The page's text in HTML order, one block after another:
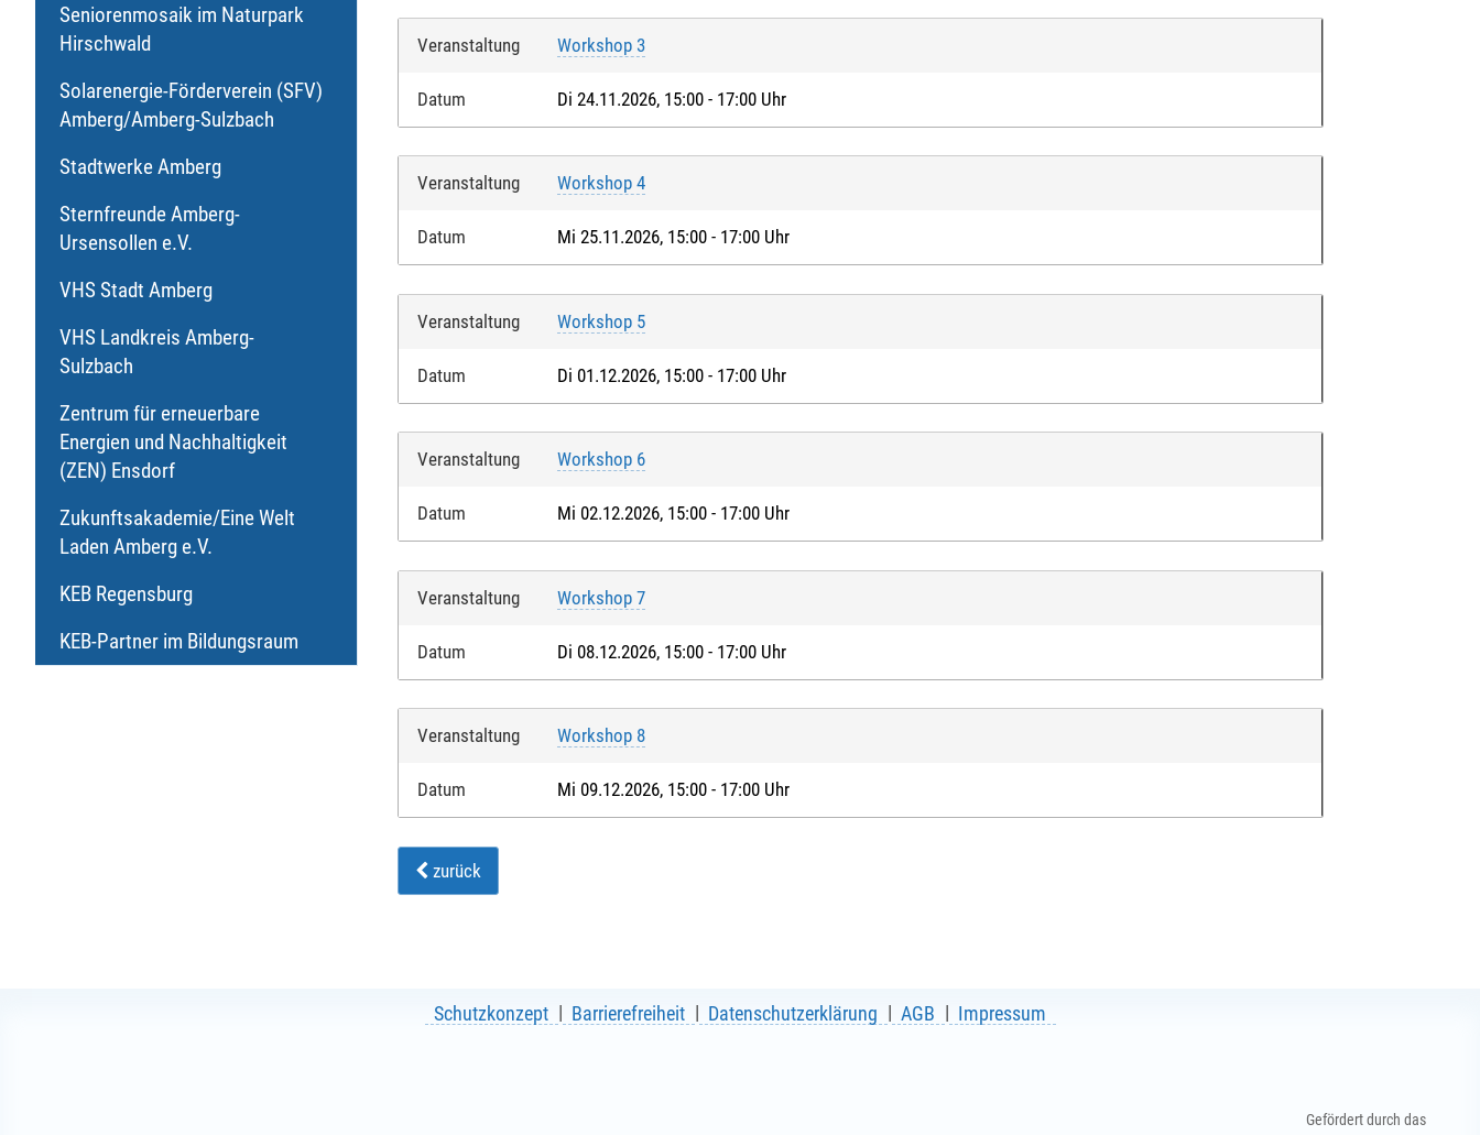
Seniorenmosaik im Naturpark
Hirschwald
Solarenergie-Förderverein (SFV)
Amberg/Amberg-Sulzbach
Stadtwerke Amberg
Sternfreunde Amberg-
Ursensollen e.V.
VHS Stadt Amberg
VHS Landkreis Amberg-
Sulzbach
Zentrum für erneuerbare
Energien und Nachhaltigkeit
(ZEN) Ensdorf
Zukunftsakademie/Eine Welt
Laden Amberg e.V.
KEB Regensburg
KEB-Partner im Bildungsraum
Veranstaltung Workshop 3
Datum Di 24.11.2026, 15:00 - 17:00 Uhr
Veranstaltung Workshop 4
Datum Mi 25.11.2026, 15:00 - 17:00 Uhr
Veranstaltung Workshop 5
Datum Di 01.12.2026, 15:00 - 17:00 Uhr
Veranstaltung Workshop 6
Datum Mi 02.12.2026, 15:00 - 17:00 Uhr
Veranstaltung Workshop 7
Datum Di 08.12.2026, 15:00 - 17:00 Uhr
Veranstaltung Workshop 8
Datum Mi 09.12.2026, 15:00 - 17:00 Uhr
zurück
Schutzkonzept Barrierefreiheit Datenschutzerklärung AGB Impressum
Gefördert durch das